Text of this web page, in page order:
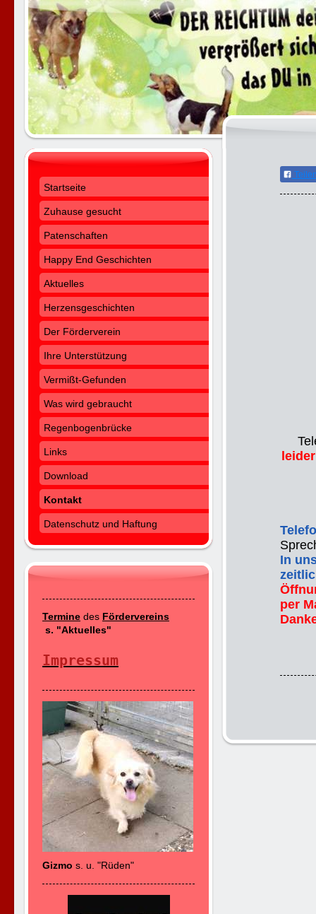
In
per
Startseite
Zuhause gesucht
Patenschaften
Happy End Geschichten
Aktuelles
Herzensgeschichten
Der Förderverein
Ihre Unterstützung
Vermißt-Gefunden
Was wird gebraucht
Regenbogenbrücke
Links
Download
Kontakt
Datenschutz und Haftung
Termine des Fördervereins
s. "Aktuelles"
Impressum
Gizmo s. u. "Rüden"